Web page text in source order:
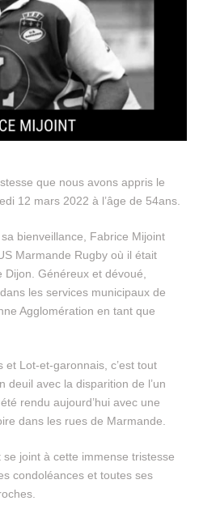
que nous avons appris le
12 mars 2022 à l’âge de 54ans.
bienveillance, Fabrice Mijoint
Marmande Rugby où il était
Généreux et dévoué,
les services municipaux de
Agglomération en tant que
Lot-et-garonnais, c’est tout
deuil avec la disparition de l’un
rendu aujourd’hui avec une
dans les rues de Marmande.
se joint à cette immense tristesse
condoléances et toutes ses